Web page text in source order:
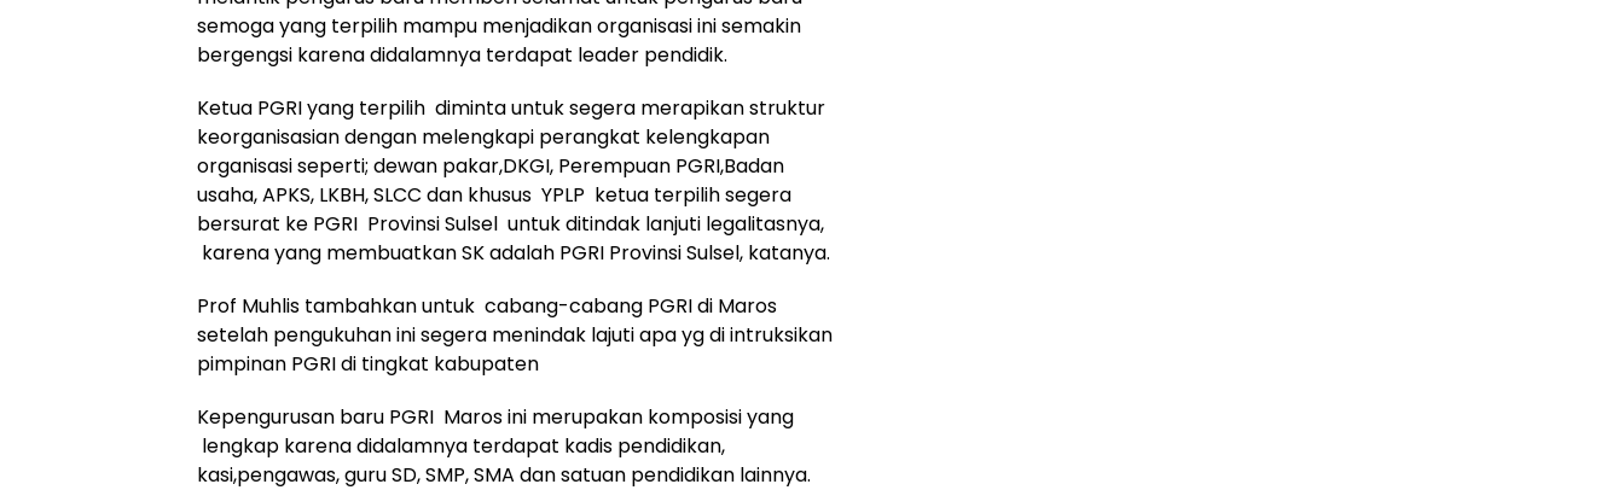
semoga yang terpilih mampu menjadikan organisasi ini semakin
bergengsi karena didalamnya terdapat leader pendidik.
Ketua PGRI yang terpilih diminta untuk segera merapikan struktur
keorganisasian dengan melengkapi perangkat kelengkapan
organisasi seperti; dewan pakar,DKGI, Perempuan PGRI,Badan
usaha, APKS, LKBH, SLCC dan khusus YPLP ketua terpilih segera
bersurat ke PGRI Provinsi Sulsel untuk ditindak lanjuti legalitasnya,
karena yang membuatkan SK adalah PGRI Provinsi Sulsel, katanya.
Prof Muhlis tambahkan untuk cabang-cabang PGRI di Maros
setelah pengukuhan ini segera menindak lajuti apa yg di intruksikan
pimpinan PGRI di tingkat kabupaten
Kepengurusan baru PGRI Maros ini merupakan komposisi yang
lengkap karena didalamnya terdapat kadis pendidikan,
kasi,pengawas, guru SD, SMP, SMA dan satuan pendidikan lainnya.